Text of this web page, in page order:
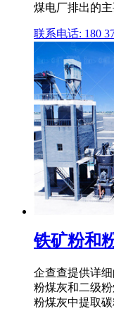
煤电厂排出的主
联系电话: 180
铁矿粉和
企查查提供详
粉煤灰和二级
粉煤灰中提取